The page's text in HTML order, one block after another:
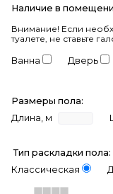
Наличие в
Внимание! Если
туалете, не ставьте
Ванна Дверь
Размеры пола:
Длина, м
Тип раскладки пола:
Классическая